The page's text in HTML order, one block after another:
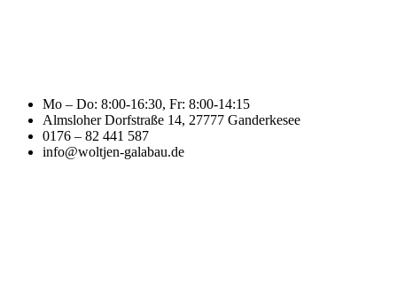
Mo – Do: 8:00-16:30, Fr: 8:00-14:15
Almsloher Dorfstraße 14, 27777 Ganderkesee
0176 – 82 441 587
info@woltjen-galabau.de